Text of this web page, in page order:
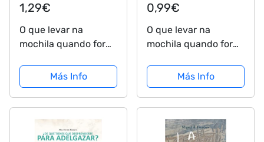
1,29€
O que levar na
mochila quando for
Más Info
0,99€
O que levar na
mochila quando for
Más Info